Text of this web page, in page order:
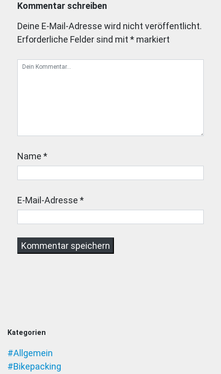
Kommentar schreiben
Deine E-Mail-Adresse wird nicht veröffentlicht.
Erforderliche Felder sind mit * markiert
Name *
E-Mail-Adresse *
Kategorien
#Allgemein
#Bikepacking